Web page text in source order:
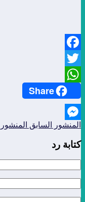
Facebook
Twitter
WhatsApp
Share
Messenger
المنشور السابق
كتابة رد